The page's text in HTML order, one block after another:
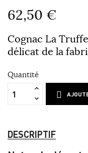
62,50 €
Cognac La
délicat de la
Quantité
DESCRIPTIF